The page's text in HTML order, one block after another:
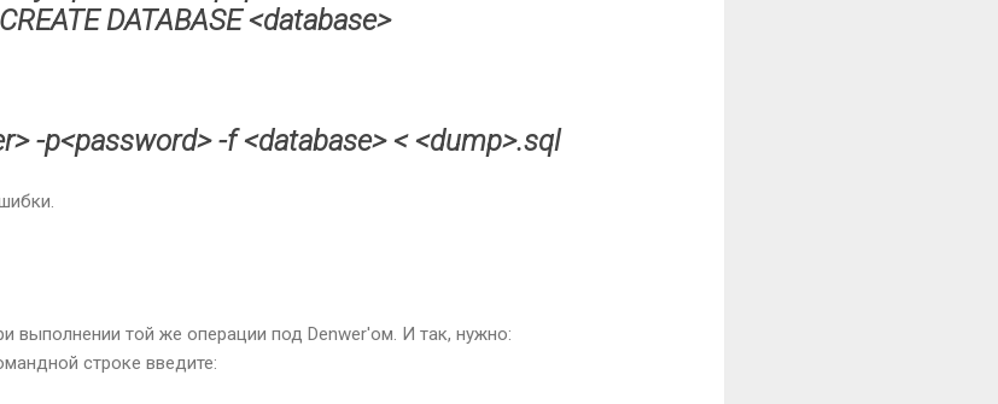
DATABASE <database>
-p<password> -f <database> < <dump>.sql
выполнении той же операции под Denwer'ом. И так, нужно:
строке введите: